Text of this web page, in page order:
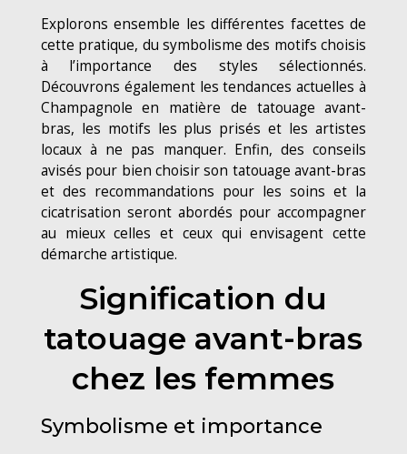
Explorons ensemble les différentes facettes de
cette pratique, du symbolisme des motifs choisis
à l’importance des styles sélectionnés.
Découvrons également les tendances actuelles à
Champagnole en matière de tatouage avant-
bras, les motifs les plus prisés et les artistes
locaux à ne pas manquer. Enfin, des conseils
avisés pour bien choisir son tatouage avant-bras
et des recommandations pour les soins et la
cicatrisation seront abordés pour accompagner
au mieux celles et ceux qui envisagent cette
démarche artistique.
Signification du
tatouage avant-bras
chez les femmes
Symbolisme et importance